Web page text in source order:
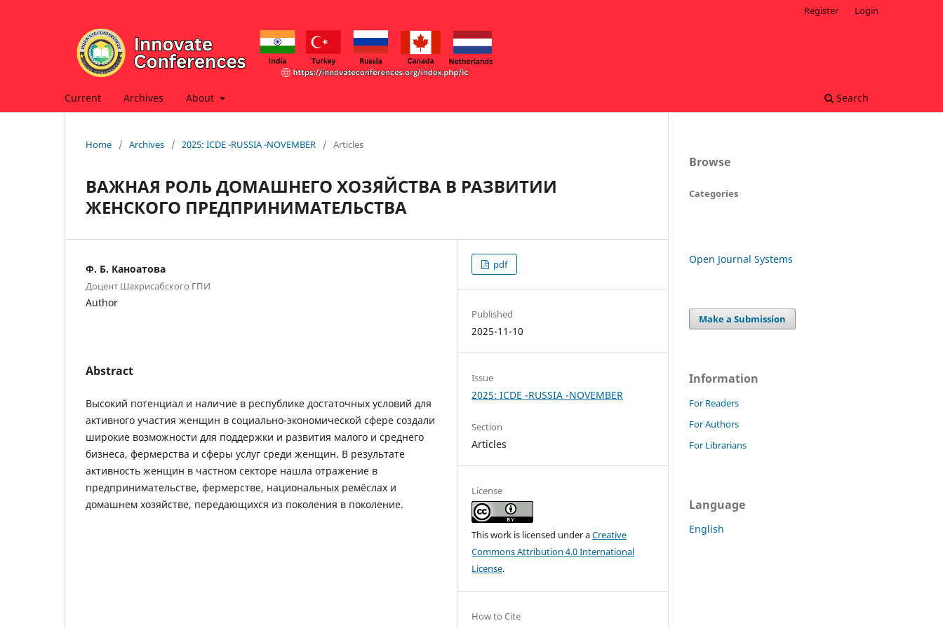
Current Archives About Search
Register Login
Home / Archives / 2025: ICDE -RUSSIA -NOVEMBER / Articles
ВАЖНАЯ РОЛЬ ДОМАШНЕГО ХОЗЯЙСТВА В РАЗВИТИИ
ЖЕНСКОГО ПРЕДПРИНИМАТЕЛЬСТВА
Ф. Б. Каноатова
Доцент Шахрисабского ГПИ
Author
Abstract
Высокий потенциал и наличие в республике достаточных условий для
активного участия женщин в социально-экономической сфере создали
широкие возможности для поддержки и развития малого и среднего
бизнеса, фермерства и сферы услуг среди женщин. В результате
активность женщин в частном секторе нашла отражение в
предпринимательстве, фермерстве, национальных ремёслах и
домашнем хозяйстве, передающихся из поколения в поколение.
pdf
Published
2025-11-10
Issue
2025: ICDE -RUSSIA -NOVEMBER
Section
Articles
License
This work is licensed under aCreative
Commons Attribution 4.0 International
License.
How to Cite
Browse
Categories
Open Journal Systems
Make a Submission
Information
For Readers
For Authors
For Librarians
Language
English